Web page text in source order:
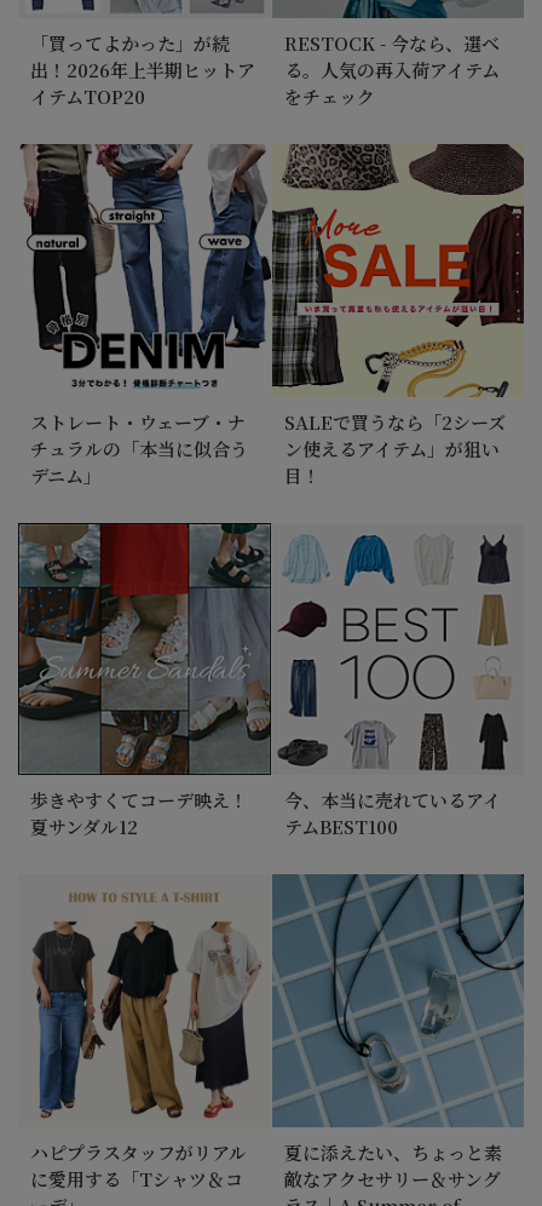
＼レースとパールが映える！／1枚で華やぐ大人のキ
レイめノースリー部ブラウス
MOREセールスタート！
2026/7/17 NEW！
【suadeo×亀恭子さんコラボ】これぞワンピの理
想！ちょうどいい塩梅で毎日きれい
＼累計1,600本販売／はくだけでサマになる＆涼や
か素材の大人気高レビューパンツ
2026/7/10
ハピプラスタッフがリアルに愛用する「Tシャツ＆
コーデ」
「買ってよかった」が続
出！2026年上半期ヒットア
イテムTOP20
RESTOCK - 今なら、選べ
る。人気の再入荷アイテム
をチェック
ストレート・ウェーブ・ナ
チュラルの「本当に似合う
デニム」
SALEで買うなら「2シーズ
ン使えるアイテム」が狙い
目！
歩きやすくてコーデ映え！
夏サンダル12
今、本当に売れているアイ
テムBEST100
ハピプラスタッフがリアル
に愛用する「Tシャツ＆コ
夏に添えたい、ちょっと素
敵なアクセサリー＆サング